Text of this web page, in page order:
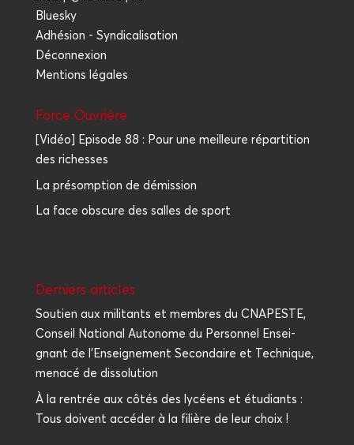
Bluesky
Adhésion - Syndicalisation
Déconnexion
Mentions légales
Force Ouvrière
[Vidéo] Episode 88 : Pour une meilleure répartition
des richesses
La présomption de démission
La face obscure des salles de sport
Der­niers articles
Sou­tien aux mili­tants et membres du CNAPESTE,
Conseil Natio­nal Auto­nome du Per­son­nel Ensei­
gnant de l’Enseignement Secon­daire et Tech­nique,
mena­cé de dissolution
À la ren­trée aux côtés des lycéens et étu­diants :
Tous doivent accé­der à la filière de leur choix !